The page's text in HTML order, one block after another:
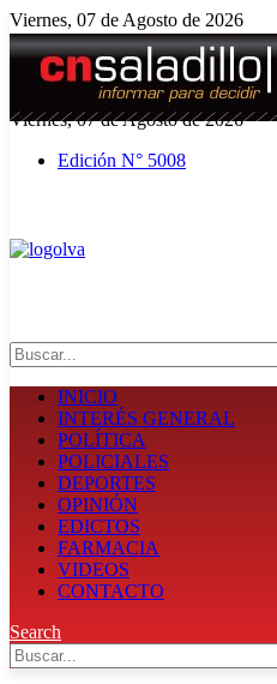
Viernes, 07 de Agosto de 2026
El tiempo - Tutiempo.net
Viernes, 07 de Agosto de 2026
Edición N° 5008
INICIO
INTERÉS GENERAL
POLÍTICA
POLICIALES
DEPORTES
OPINIÓN
EDICTOS
FARMACIA
VIDEOS
CONTACTO
Search